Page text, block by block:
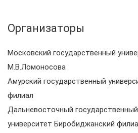
Организаторы
Московский государственный
М.В.Ломоносова
Амурский государственный
филиал
Дальневосточный
университет Биробиджанский